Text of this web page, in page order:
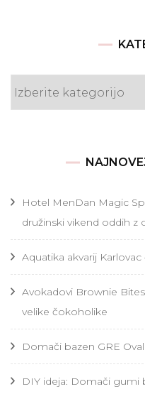
Hotel MenDan Magic
družinski vikend oddih z
Aquatika akvarij
Avokadovi Brownie
velike čokoholike
Domači bazen GRE
DIY ideja: Domači